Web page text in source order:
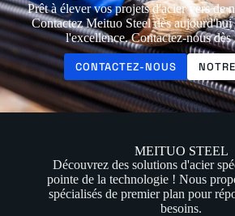
Prêt à élever vos projets d'acier vers de
Contactez Meituo Steel dès aujourd'hui
l'excellence. Contactez-nous
CONTACTEZ-NOUS
MEITUO STEEL
Découvrez des solutions d'acier
pointe de la technologie ! Nous
spécialisés de premier plan pour
besoins.